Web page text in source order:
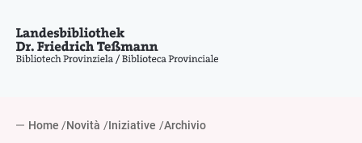
Home Novità Iniziative Archivio